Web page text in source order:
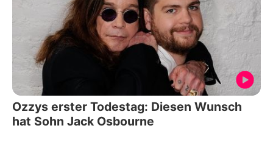
Ozzys erster Todestag: Diesen Wunsch
hat Sohn Jack Osbourne